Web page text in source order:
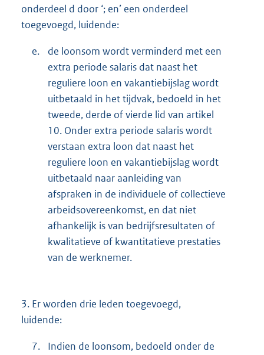
onderdeel d door ‘; en’ een onderdeel
toegevoegd, luidende:
e.
de loonsom wordt verminderd met een
extra periode salaris dat naast het
reguliere loon en vakantiebijslag wordt
uitbetaald in het tijdvak, bedoeld in het
tweede, derde of vierde lid van artikel
10. Onder extra periode salaris wordt
verstaan extra loon dat naast het
reguliere loon en vakantiebijslag wordt
uitbetaald naar aanleiding van
afspraken in de individuele of collectieve
arbeidsovereenkomst, en dat niet
afhankelijk is van bedrijfsresultaten of
kwalitatieve of kwantitatieve prestaties
van de werknemer.
3. Er worden drie leden toegevoegd,
luidende:
7.
Indien de loonsom, bedoeld onder de